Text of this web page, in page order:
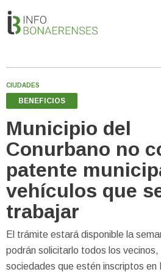
CIUDADES
BENEFICIOS
Municipio del
Conurbano no
patente
vehículos que
trabajar
El trámite estará disponible la
podrán solicitarlo todos los
sociedades que estén inscriptos en